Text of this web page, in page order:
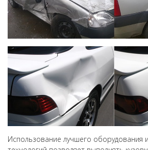
Использование лучшего оборудования